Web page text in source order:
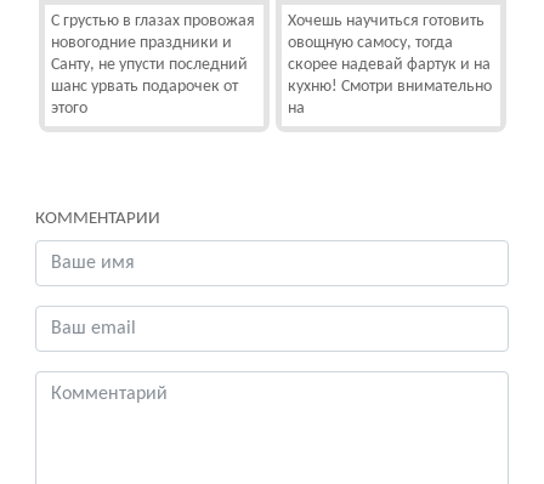
С грустью в глазах провожая
новогодние праздники и
Санту, не упусти последний
шанс урвать подарочек от
этого
Хочешь научиться готовить
овощную самосу, тогда
скорее надевай фартук и на
кухню! Смотри внимательно
на
КОММЕНТАРИИ